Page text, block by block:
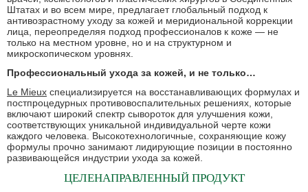
Штатах и ​​во всем мире, предлагает глобальный подход к
антивозрастному уходу за кожей и меридиональной коррекции
лица, переопределяя подход профессионалов к коже — не
только на местном уровне, но и на структурном и
микроскопическом уровнях.
Профессиональный ухода за кожей, и не только…
Le Mieux специализируется на восстанавливающих формулах и
постпроцедурных противовоспалительных решениях, которые
включают широкий спектр сывороток для улучшения кожи,
соответствующих уникальной индивидуальной черте кожи
каждого человека. Высокотехнологичные, сохраняющие кожу
формулы прочно занимают лидирующие позиции в постоянно
развивающейся индустрии ухода за кожей.
ЦЕЛЕНАПРАВЛЕННЫЙ ПРОДУКТ